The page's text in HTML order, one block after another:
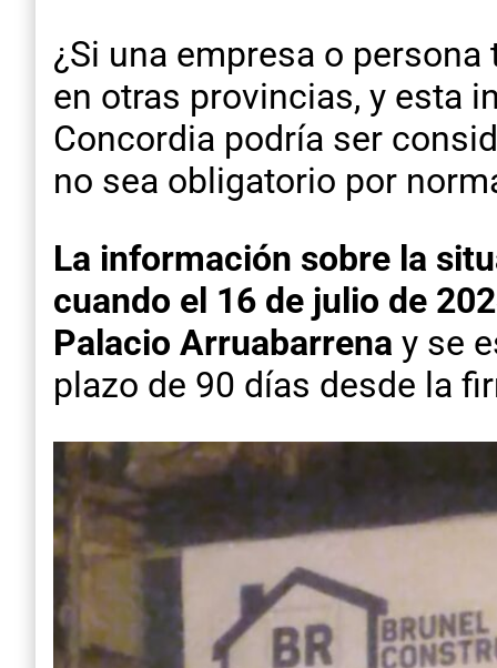
¿Si una empresa o
en otras provincias, y esta
Concordia podría ser
no sea obligatorio por
La información sobre la
cuando el 16 de julio de
Palacio Arruabarrena y se
plazo de 90 días desde la